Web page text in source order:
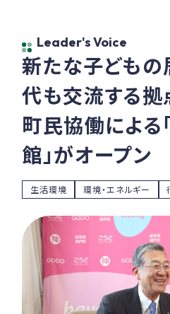
サポート
Leader's Voice
新たな子ども
代も交流する拠
町民協働による
館」がオープン
生活環境 環境・エネルギー